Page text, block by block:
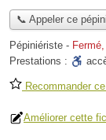
📞 Appeler ce
Pépiniériste -
Prestations :
Recommander
Améliorer cette